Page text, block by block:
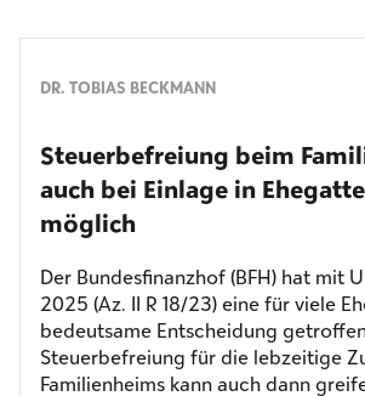
DR. TOBIAS BECKMANN
Steuerbefreiung beim
auch bei Einlage in
möglich
Der Bundesfinanzhof (BFH) hat mit
2025 (Az. II R 18/23) eine für viele
bedeutsame Entscheidung
Steuerbefreiung für die lebzeitige
Familienheims kann auch dann